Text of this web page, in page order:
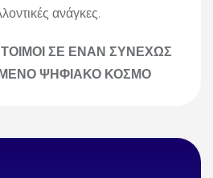
ανάγκες.
ΣΕ ΕΝΑΝ ΣΥΝΕΧΩΣ
ΨΗΦΙΑΚΟ ΚΟΣΜΟ